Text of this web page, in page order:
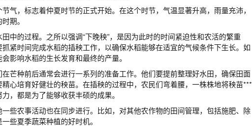
气，标志着仲夏时节的正式开始。在这个时节，气温显著升高，雨量充沛，
期。
中的过程。之所以强调“下晚秧”，是因为此时的时间紧迫性和农活的繁重
紧时间完成水稻的插秧工作，以确保水稻能够在适宜的气候条件下生长。如
影响水稻的生长发育和最终的产量。
芒种前后通常会进行一系列的准备工作。他们要提前整理好水田，确保田面
心培育好健壮的秧苗。在插秧的过程中，农民们弯着腰，一株株地将秧苗***
，都是为了能够收获丰硕的成果。
些农事活动也在同步进行。比如，对其他农作物的田间管理，包括施肥、除
些夏季蔬菜种植的好时机。